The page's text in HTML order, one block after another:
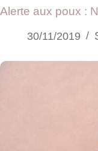
Alerte aux poux :
30/11/2019